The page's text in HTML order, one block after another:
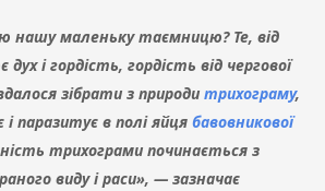
нашу маленьку таємницю? Те, від
і гордість, гордість від чергової
зібрати з природи трихограму,
паразитує в полі яйця бавовникової
трихограми починається з
виду і раси», — зазначає